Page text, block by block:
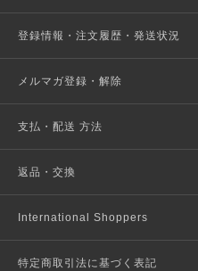
登録情報・注文履歴・発送状況
メルマガ登録・解除
支払・配送 方法
返品・交換
International Shoppers
特定商取引法に基づく表記